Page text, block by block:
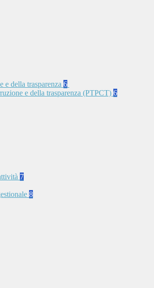
e della trasparenza 6
e della trasparenza (PTPCT) 6
7
8